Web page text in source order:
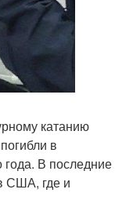
катанию
в
В последние
США, где и